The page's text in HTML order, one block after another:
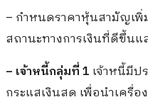
– กำหนดราคาหุ้นสามัญเพิ่
สถานะทางการเงินที่ดีขึ้น
– เจ้าหนี้กลุ่มที่ 1 เจ้าหนี้มีป
กระแสเงินสด เพื่อนำเครื่